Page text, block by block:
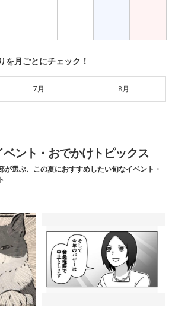
を月ごとにチェック！
7月 8月
ント・おでかけトピックス
が選ぶ、この夏におすすめしたい旬なイベント・